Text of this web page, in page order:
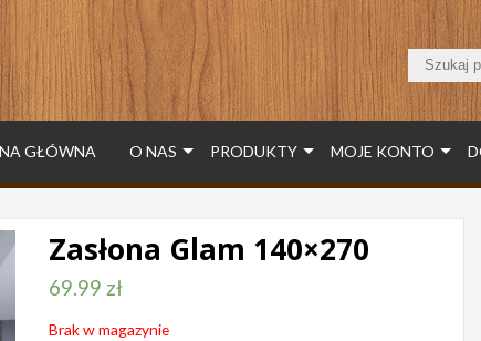
GŁÓWNA O NAS PRODUKTY MOJE KONTO
Zasłona Glam 140×270
69.99 zł
Brak w magazynie